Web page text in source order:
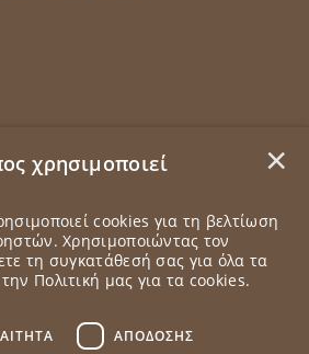
92, Δάφνη, 17234, Αττική
10:00 - 18:00
×
χρησιμοποιεί
cookies για τη βελτίωση
Χρησιμοποιώντας τον
τη συγκατάθεσή σας για όλα τα
Πολιτική μας για τα cookies.
ΑΠΌΔΟΣΗΣ